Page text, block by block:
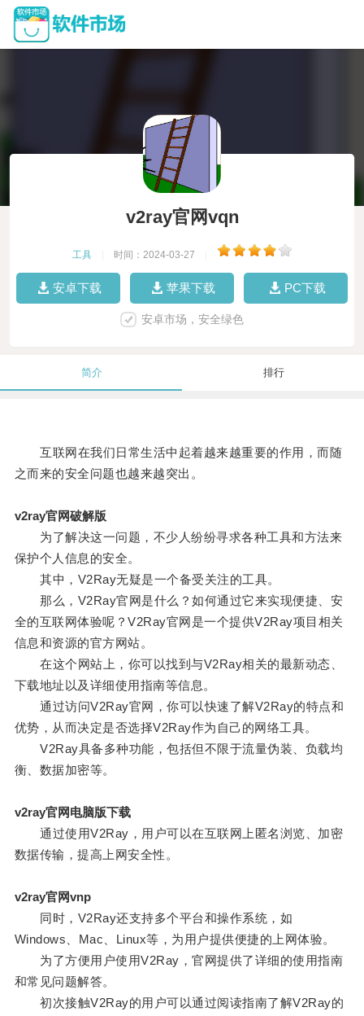
v2ray官网vqn
工具 时间：2024-03-27
安卓下载 苹果下载 PC下载
安卓市场，安全绿色
简介 排行
互联网在我们日常生活中起着越来越重要的作用，而随
之而来的安全问题也越来越突出。
v2ray官网破解版
为了解决这一问题，不少人纷纷寻求各种工具和方法来
保护个人信息的安全。
其中，V2Ray无疑是一个备受关注的工具。
那么，V2Ray官网是什么？如何通过它来实现便捷、安
全的互联网体验呢？V2Ray官网是一个提供V2Ray项目相关
信息和资源的官方网站。
在这个网站上，你可以找到与V2Ray相关的最新动态、
下载地址以及详细使用指南等信息。
通过访问V2Ray官网，你可以快速了解V2Ray的特点和
优势，从而决定是否选择V2Ray作为自己的网络工具。
V2Ray具备多种功能，包括但不限于流量伪装、负载均
衡、数据加密等。
v2ray官网电脑版下载
通过使用V2Ray，用户可以在互联网上匿名浏览、加密
数据传输，提高上网安全性。
v2ray官网vnp
同时，V2Ray还支持多个平台和操作系统，如
Windows、Mac、Linux等，为用户提供便捷的上网体验。
为了方便用户使用V2Ray，官网提供了详细的使用指南
和常见问题解答。
初次接触V2Ray的用户可以通过阅读指南了解V2Ray的